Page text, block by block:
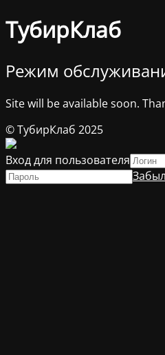
ТубирКлаб
Режим
Site will be available soon.
© ТубирКлаб 2025
Вход для пользователя